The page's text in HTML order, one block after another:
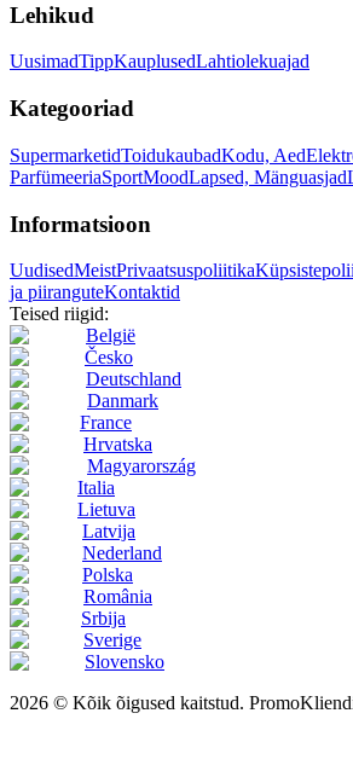
Lehikud
UusimadTippKauplusedLahtiolekuajad
Kategooriad
SupermarketidToidukaubadKodu, Aed
ParfümeeriaSportMoodLapsed, Mänguasjad
Informatsioon
UudisedMeistPrivaatsuspoliitika
ja piiranguteKontaktid
Teised riigid:
België
Česko
Deutschland
Danmark
France
Hrvatska
Magyarország
Italia
Lietuva
Latvija
Nederland
Polska
România
Srbija
Sverige
Slovensko
2026 © Kõik õigused kaitstud.